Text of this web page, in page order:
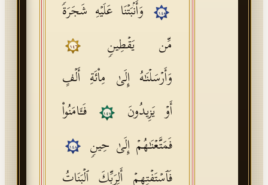
١٤٥
وَأَنۢبَتۡنَا عَلَیۡهِ شَجَرَةࣰ
مِّن یَقۡطِینࣲ
١٤٦
وَأَرۡسَلۡنَـٰهُ إِلَىٰ مِا۟ئَةِ أَلۡفٍ
أَوۡ یَزِیدُونَ
١٤٧
فَـَٔامَنُوا۟
فَمَتَّعۡنَـٰهُمۡ إِلَىٰ حِینࣲ
١٤٨
فَٱسۡتَفۡتِهِمۡ أَلِرَبِّكَ ٱلۡبَنَاتُ